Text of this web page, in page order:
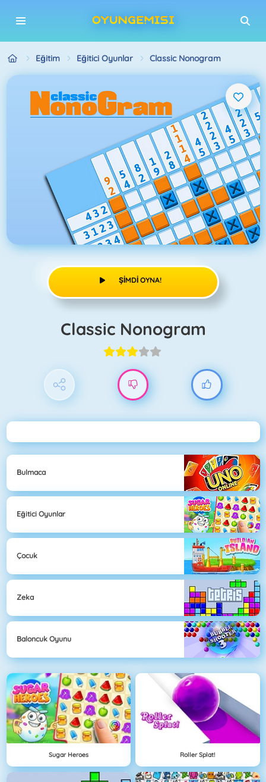
Eğitim Eğitici Oyunlar Classic Nonogram
ŞIMDI OYNA!
Classic Nonogram
Bulmaca
Eğitici Oyunlar
Çocuk
Zeka
Baloncuk Oyunu
Sugar Heroes Roller Splat!